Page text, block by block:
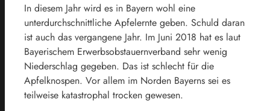
In diesem Jahr wird es in Bayern wohl eine
unterdurchschnittliche Apfelernte geben. Schuld daran
ist auch das vergangene Jahr. Im Juni 2018 hat es laut
Bayerischem Erwerbsobstauernverband sehr wenig
Niederschlag gegeben. Das ist schlecht für die
Apfelknospen. Vor allem im Norden Bayerns sei es
teilweise katastrophal trocken gewesen.